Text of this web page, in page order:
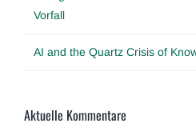
Vorfall
AI and the Quartz Crisis of
Aktuelle Kommentare